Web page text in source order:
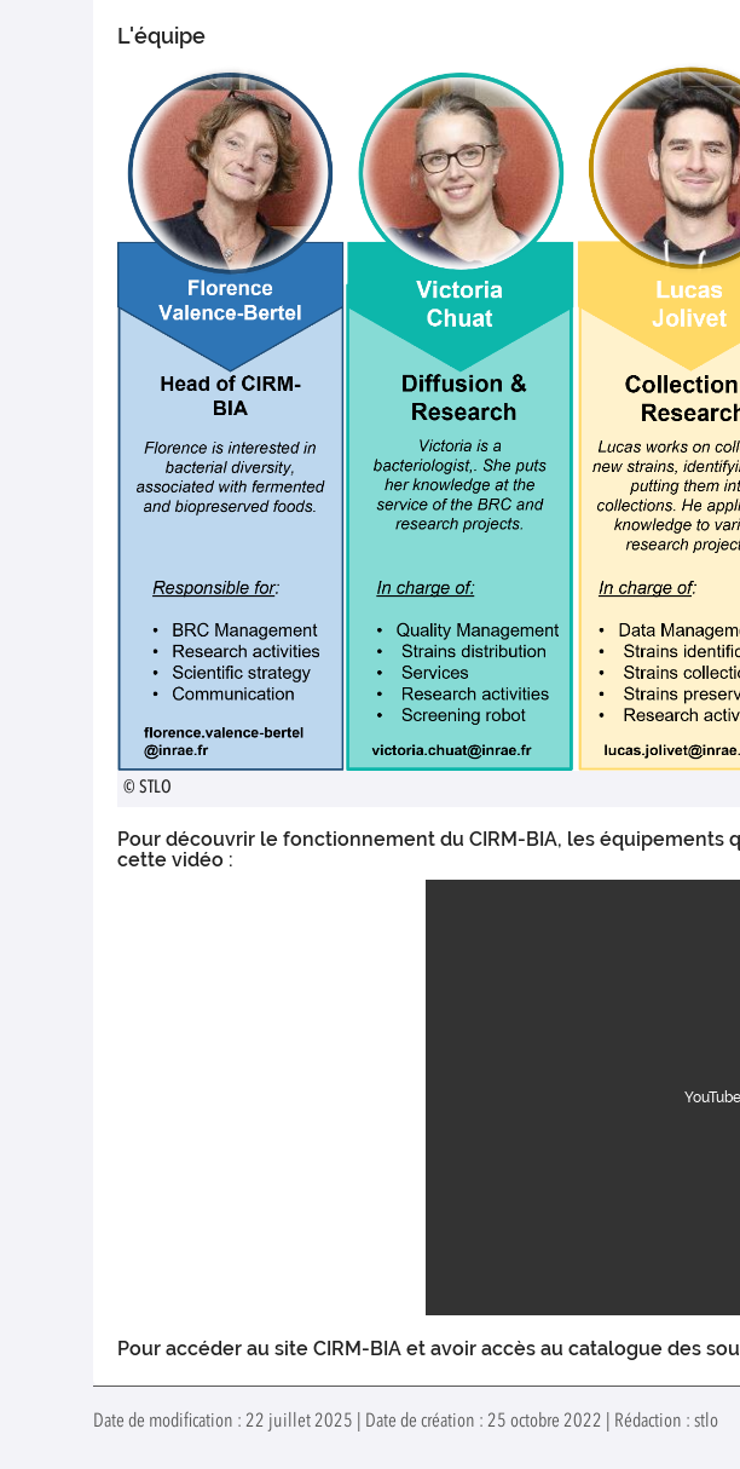
L'équipe
© STLO
Pour découvrir le fonctionnement du CIRM-BIA, les
cette vidéo :
Pour accéder au site CIRM-BIA et avoir accès au catalogue des
Date de modification : 22 juillet 2025 | Date de création : 25 octobre 2022 | Rédaction : stlo